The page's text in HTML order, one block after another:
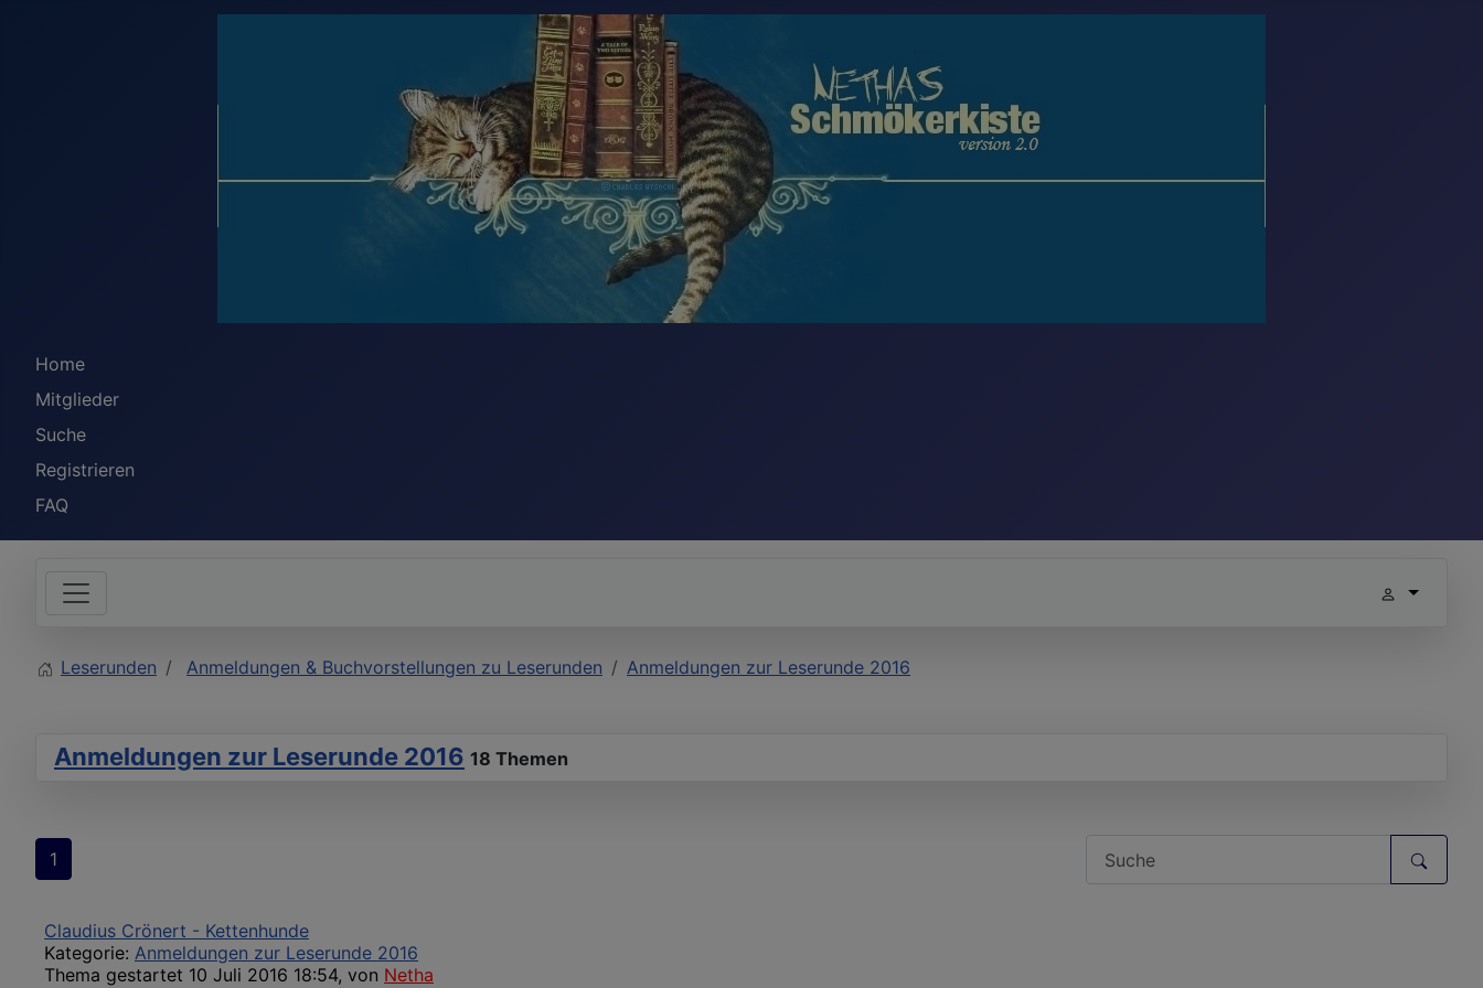
Home
Mitglieder
Suche
Registrieren
FAQ
Leserunden Anmeldungen & Buchvorstellungen zu Leserunden Anmeldungen zur Leserunde 2016
Anmeldungen zur Leserunde 2016 18 Themen
1
Claudius Crönert - Kettenhunde
Kategorie: Anmeldungen zur Leserunde 2016
Thema gestartet 10 Juli 2016 18:54, von Netha